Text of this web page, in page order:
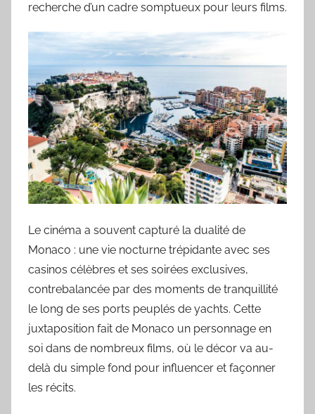
recherche d’un cadre somptueux pour leurs films.
Le cinéma a souvent capturé la dualité de
Monaco : une vie nocturne trépidante avec ses
casinos célèbres et ses soirées exclusives,
contrebalancée par des moments de tranquillité
le long de ses ports peuplés de yachts. Cette
juxtaposition fait de Monaco un personnage en
soi dans de nombreux films, où le décor va au-
delà du simple fond pour influencer et façonner
les récits.